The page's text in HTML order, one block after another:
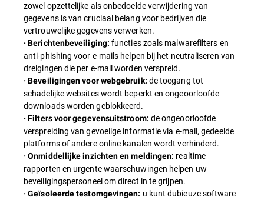
zowel opzettelijke als onbedoelde verwijdering van
gegevens is van cruciaal belang voor bedrijven die
vertrouwelijke gegevens verwerken.
· Berichtenbeveiliging: functies zoals malwarefilters en
anti-phishing voor e-mails helpen bij het neutraliseren van
dreigingen die per e-mail worden verspreid.
· Beveiligingen voor webgebruik: de toegang tot
schadelijke websites wordt beperkt en ongeoorloofde
downloads worden geblokkeerd.
· Filters voor gegevensuitstroom: de ongeoorloofde
verspreiding van gevoelige informatie via e-mail, gedeelde
platforms of andere online kanalen wordt verhinderd.
· Onmiddellijke inzichten en meldingen: realtime
rapporten en urgente waarschuwingen helpen uw
beveiligingspersoneel om direct in te grijpen.
· Geïsoleerde testomgevingen: u kunt dubieuze software